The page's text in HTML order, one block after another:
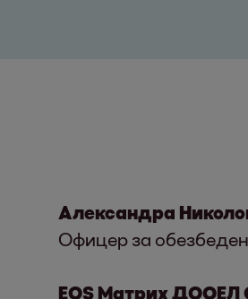
Александра
Офицер за
EOS Матрих ДООЕЛ